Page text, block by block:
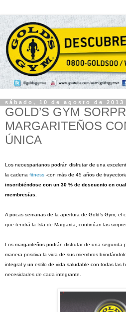
sábado, 10 de agosto de 2013
GOLD’S GYM
MARGARITEÑOS
ÚNICA
Los neoespartanos podrán disfrutar de una
la cadena fitness -con más de 45 años de
inscribiéndose con un 30 % de descuento en
membresías.
A pocas semanas de la apertura de Gold’s Gym, el
que tendrá la Isla de Margarita, continúan las
Los margariteños podrán disfrutar de una segunda
manera positiva la vida de sus miembros
integral y un estilo de vida saludable con todas las
necesidades de cada integrante.